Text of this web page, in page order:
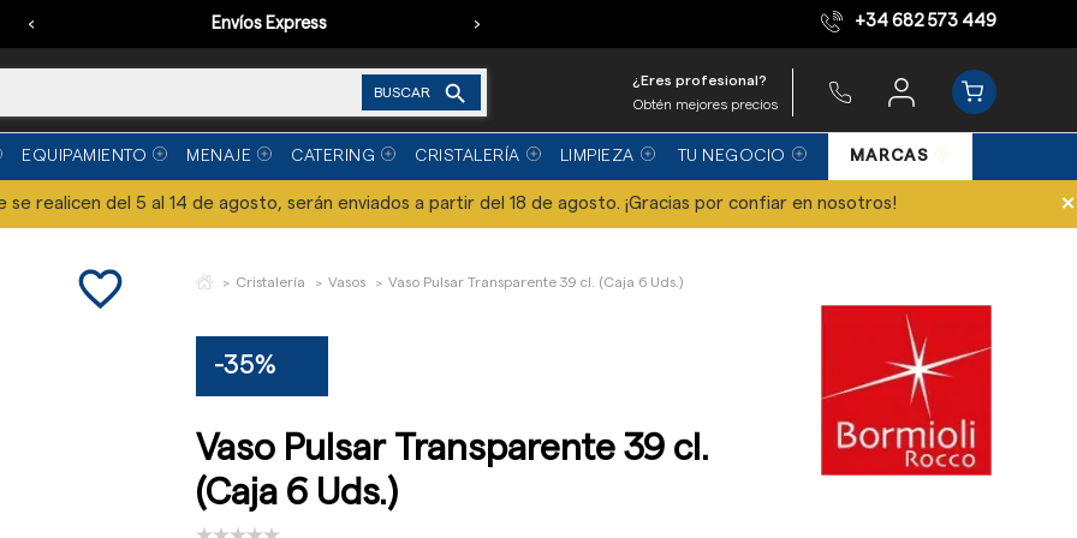
Envíos Express Equipo de expertos
‹ › +34 682 573 449
BUSCAR 
¿Eres profesional?
Obtén mejores precios
EQUIPAMIENTO MENAJE CATERING CRISTALERÍA LIMPIEZA TU NEGOCIO MARCAS
se realicen del 5 al 14 de agosto, serán enviados a partir del 18 de agosto. ¡Gracias por confiar en nosotros! ×
favorite_border Cristalería Vasos Vaso Pulsar Transparente 39 cl. (Caja 6 Uds.)
-35%
Vaso Pulsar Transparente 39 cl.
(Caja 6 Uds.)